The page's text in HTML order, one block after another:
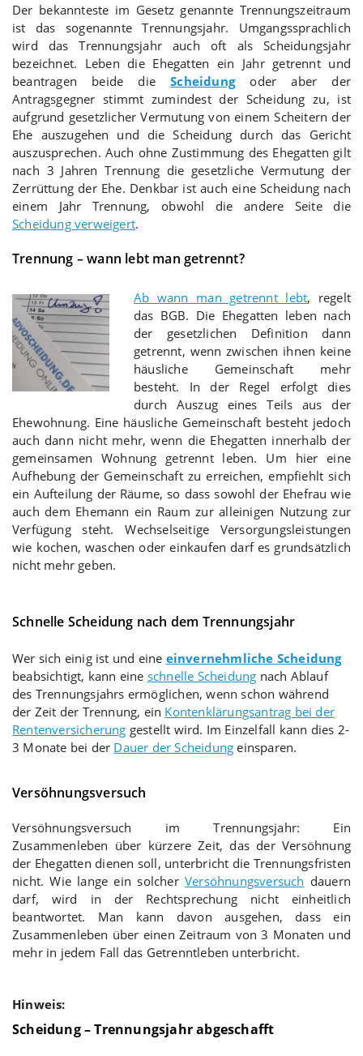
Der bekannteste im Gesetz genannte Trennungszeitraum
ist das sogenannte Trennungsjahr. Umgangssprachlich
wird das Trennungsjahr auch oft als Scheidungsjahr
bezeichnet. Leben die Ehegatten ein Jahr getrennt und
beantragen beide dieScheidungoder aber der
Antragsgegner stimmt zumindest der Scheidung zu, ist
aufgrund gesetzlicher Vermutung von einem Scheitern der
Ehe auszugehen und die Scheidung durch das Gericht
auszusprechen. Auch ohne Zustimmung des Ehegatten gilt
nach 3 Jahren Trennung die gesetzliche Vermutung der
Zerrüttung der Ehe. Denkbar ist auch eine Scheidung nach
einem Jahr Trennung, obwohl die andere Seite die
Scheidung verweigert.
Trennung – wann lebt man getrennt?
Ab wann man getrennt lebt, regelt
das BGB. Die Ehegatten leben nach
der gesetzlichen Definition dann
getrennt, wenn zwischen ihnen keine
häusliche Gemeinschaft mehr
besteht. In der Regel erfolgt dies
durch Auszug eines Teils aus der
Ehewohnung. Eine häusliche Gemeinschaft besteht jedoch
auch dann nicht mehr, wenn die Ehegatten innerhalb der
gemeinsamen Wohnung getrennt leben. Um hier eine
Aufhebung der Gemeinschaft zu erreichen, empfiehlt sich
ein Aufteilung der Räume, so dass sowohl der Ehefrau wie
auch dem Ehemann ein Raum zur alleinigen Nutzung zur
Verfügung steht. Wechselseitige Versorgungsleistungen
wie kochen, waschen oder einkaufen darf es grundsätzlich
nicht mehr geben.
Schnelle Scheidung nach dem Trennungsjahr
Wer sich einig ist und eine einvernehmliche Scheidung
beabsichtigt, kann eine schnelle Scheidung nach Ablauf
des Trennungsjahrs ermöglichen, wenn schon während
der Zeit der Trennung, ein Kontenklärungsantrag bei der
Rentenversicherung gestellt wird. Im Einzelfall kann dies 2-
3 Monate bei der Dauer der Scheidung einsparen.
Versöhnungsversuch
Versöhnungsversuch im Trennungsjahr: Ein
Zusammenleben über kürzere Zeit, das der Versöhnung
der Ehegatten dienen soll, unterbricht die Trennungsfristen
nicht. Wie lange ein solcher Versöhnungsversuch dauern
darf, wird in der Rechtsprechung nicht einheitlich
beantwortet. Man kann davon ausgehen, dass ein
Zusammenleben über einen Zeitraum von 3 Monaten und
mehr in jedem Fall das Getrenntleben unterbricht.
Hinweis:
Scheidung – Trennungsjahr abgeschafft